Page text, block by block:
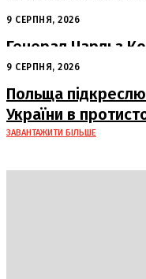
російські пускові
9 СЕРПНЯ, 2026
Генерал Чарльз
посади: Пентагон
9 СЕРПНЯ, 2026
Польща
України в
ЗАВАНТАЖИТИ БІЛЬШЕ